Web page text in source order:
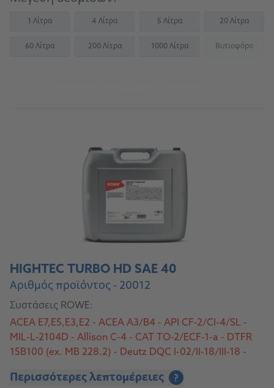
1 Λίτρα 4 Λίτρα 5 Λίτρα 20 Λίτρα
60 Λίτρα 200 Λίτρα 1000 Λίτρα Βυτιοφόρο
(Not
HIGHTEC TURBO HD SAE 40
Αριθμός προϊόντος - 20012
Συστάσεις ROWE:
ACEA E7,E5,E3,E2 - ACEA A3/B4 - API CF-2/CI-4/SL -
MIL-L-2104D - Allison C-4 - CAT TO-2/ECF-1-a - DTFR
15B100 (ex. MB 228.2) - Deutz DQC I-02/II-18/III-18 -
VDS/VDS-2/VDS-3
Περισσότερες λεπτομέρειες ?